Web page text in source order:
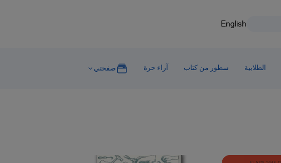
English
الطلابية سطور من كتاب آراء حرة صفحتي